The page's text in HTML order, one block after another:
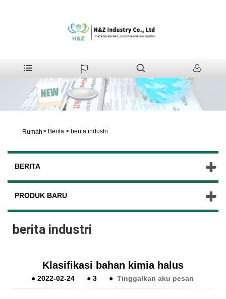
Rumah> Berita > berita industri
BERITA
PRODUK BARU
berita industri
Klasifikasi bahan kimia halus
●2022-02-24 ●3 ● Tinggalkan aku pesan